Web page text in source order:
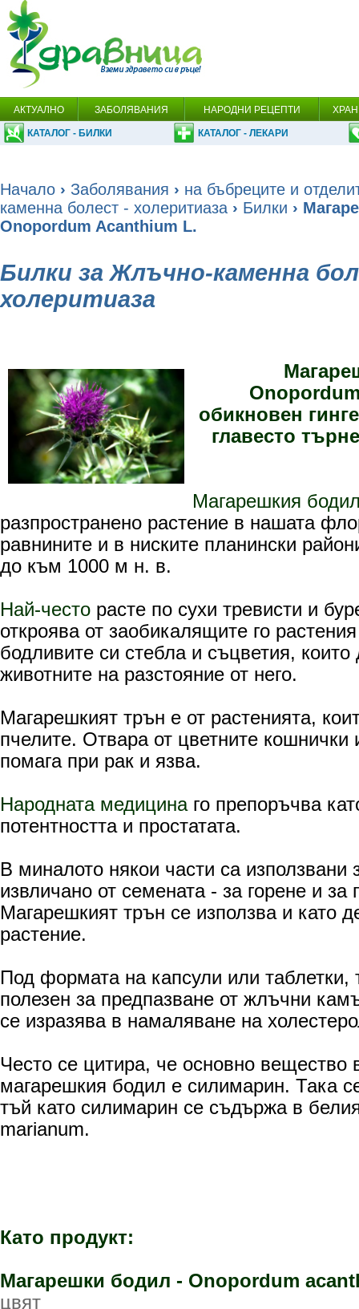
АКТУАЛНО ЗАБОЛЯВАНИЯ НАРОДНИ РЕЦЕПТИ
КАТАЛОГ - БИЛКИ КАТАЛОГ - ЛЕКАРИ
Начало › Заболявания › на бъбреците и
каменна болест - холеритиаза › Билки ›
Onopordum Acanthium L.
Билки за Жлъчно-каменна
холеритиаза
обикновен
главесто
Магарешкия
разпространено растение в нашата
равнините и в ниските планински
до към 1000 м н. в.
Най-често расте по сухи тревисти и
откроява от заобикалящите го
бодливите си стебла и съцветия,
животните на разстояние от него.
Магарешкият трън e от растенията,
пчелите. Отвара от цветните кошнички
помага при рак и язва.
Народната медицинаго препоръчва
потентността и простатата.
В миналото някои части са използвани
извличано от семената - за горене и за
Магарешкият трън се използва и като
растение.
Под формата на капсули или
полезен за предпазване от жлъчни
се изразява в намаляване на
Често се цитира, че основно вещество
магарешкия бодил е силимарин. Така
тъй като силимарин се съдържа в
marianum.
Като продукт:
Магарешки бодил - Onopordum
цвят